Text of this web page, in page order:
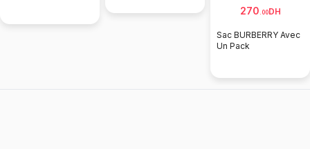
270 00DH
Sac BURBERRY Avec
Un Pack